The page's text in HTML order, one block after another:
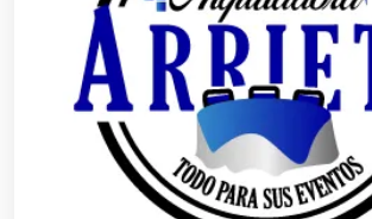
Automatización
Automóviles Nuevos y Usados
Autopartes Eléctricas